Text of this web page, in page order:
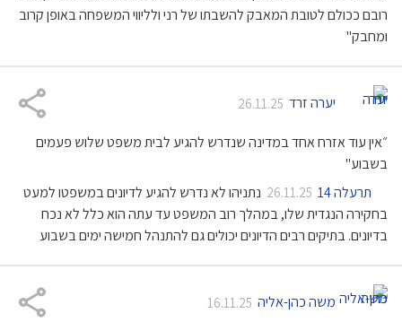
רובם ככולם לטובת המאבק להשבתו של רני ולליווי המשפחה באופן קרוב
ומחבק"
יערה זרד 26.11.25
״אין עוד אזרח אחד במדינה שנדרש להגיע לבית משפט שלוש פעמים
בשבוע"
תרעלה 14
26.11.25 נתניהו לא נדרש להגיע לדיונים במשפטו למעט
בחקירה הנגדית שלו, במהלך רוב המשפט עד עתה הוא כלל לא נכח
בדיונים. בתיקים רבים הדיונים יכולים גם להתנהל חמישה ימים בשבוע
משה כהן-אליה 16.11.25